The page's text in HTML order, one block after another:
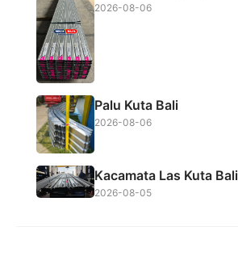
2026-08-06
Palu Kuta Bali
2026-08-06
Kacamata Las Kuta Bali
2026-08-05